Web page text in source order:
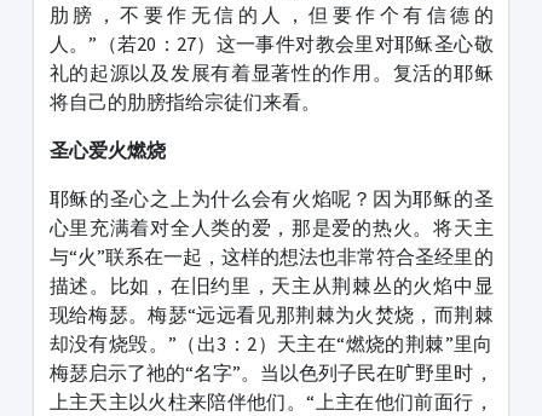
肋膀，不要作无信的人，但要作个有信德的
人。”（若20：27）这一事件对教会里对耶稣圣心敬
礼的起源以及发展有着显著性的作用。复活的耶稣
将自己的肋膀指给宗徒们来看。
圣心爱火燃烧
耶稣的圣心之上为什么会有火焰呢？因为耶稣的圣
心里充满着对全人类的爱，那是爱的热火。将天主
与“火”联系在一起，这样的想法也非常符合圣经里的
描述。比如，在旧约里，天主从荆棘丛的火焰中显
现给梅瑟。梅瑟“远远看见那荆棘为火焚烧，而荆棘
却没有烧毁。”（出3：2）天主在“燃烧的荆棘”里向
梅瑟启示了祂的“名字”。当以色列子民在旷野里时，
上主天主以火柱来陪伴他们。“上主在他们前面行，